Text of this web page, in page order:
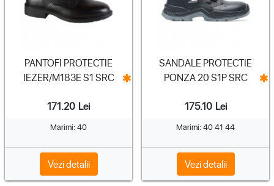
PANTOFI PROTECTIE
IEZER/M183E S1 SRC
171.20 Lei
Marimi: 40
Vezi detalii
SANDALE PROTECTIE
PONZA 20 S1P SRC
175.10 Lei
Marimi: 40 41 44
Vezi detalii